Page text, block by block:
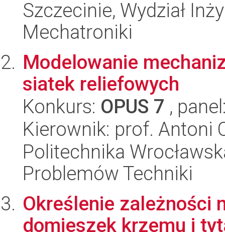
Szczecinie, Wydział
Mechatroniki
Modelowanie
siatek reliefowych
Konkurs: OPUS 7 ,
Kierownik: prof. Antoni
Politechnika
Problemów Techniki
Określenie zależności
domieszek krzemu i